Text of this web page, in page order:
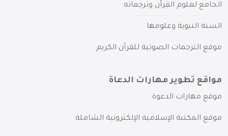
الجامع لعلوم القرآن وترجماته
السنة النبوية وعلومها
موقع الترجمات الصوتية للقرآن الكريم
مواقع تطوير مهارات الدعاة
موقع مهارات الدعوة
موقع المكتبة الإسلامية الإلكترونية الشاملة